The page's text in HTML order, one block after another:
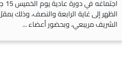
إلى غاية الرابعة والنصف، وذلك
مريبعي، وبحضور أعضاء ...